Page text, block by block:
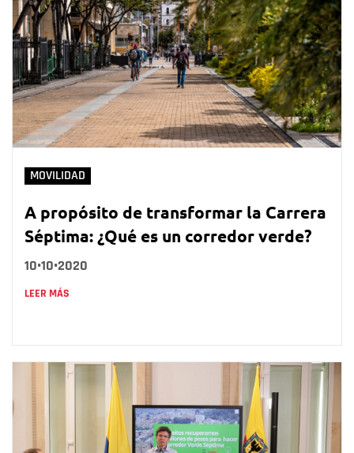
MOVILIDAD
A propósito de transformar la Carrera
Séptima: ¿Qué es un corredor verde?
10•10•2020
LEER MÁS